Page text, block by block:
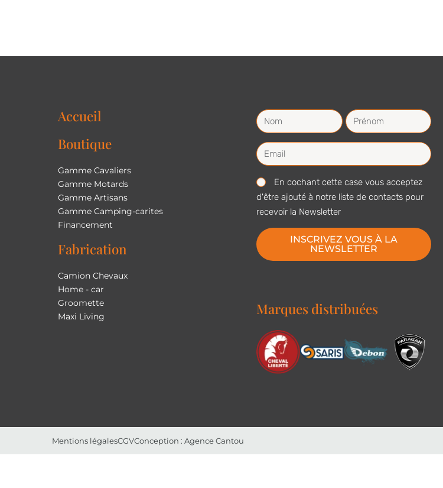
Accueil
Boutique
Gamme Cavaliers
Gamme Motards
Gamme Artisans
Gamme Camping-carites
Financement
Fabrication
Camion Chevaux
Home - car
Groomette
Maxi Living
En cochant cette case vous acceptez
d'être ajouté à notre liste de contacts pour
recevoir la Newsletter
INSCRIVEZ VOUS À LA
NEWSLETTER
Marques distribuées
Mentions légalesCGVConception : Agence Cantou